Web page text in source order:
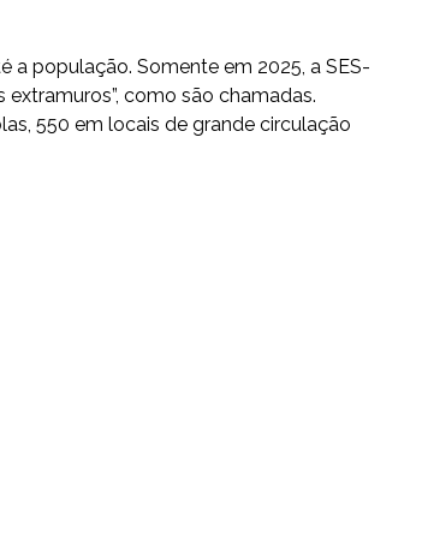
a população. Somente em 2025, a SES-
extramuros”, como são chamadas.
550 em locais de grande circulação